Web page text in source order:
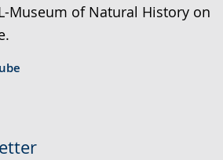
Museum of Natural History on